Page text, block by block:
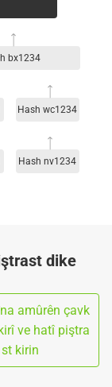
bx1234
Hash wc1234
Hash nv1234
dike
amûrên çavk
ve hatî piştra
st kirin